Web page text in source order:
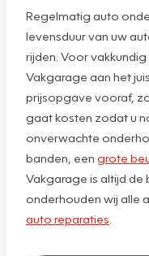
Regelmatig auto
levensduur van uw
rijden. Voor
Vakgarage aan het
prijsopgave vooraf,
gaat kosten zodat u
onverwachte
banden, een grote
Vakgarage is altijd de
onderhouden wij alle
auto reparaties